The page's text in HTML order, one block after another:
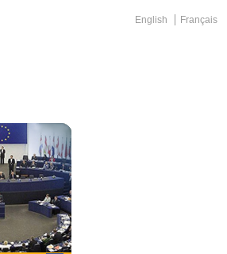
English Français